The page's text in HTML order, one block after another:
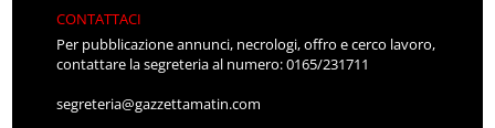
CONTATTACI
Per pubblicazione annunci, necrologi, offro e cerco lavoro,
contattare la segreteria al numero: 0165/231711
segreteria@gazzettamatin.com